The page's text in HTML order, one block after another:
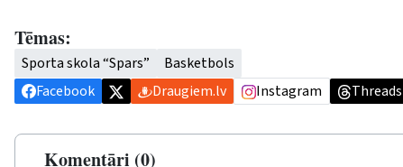
Tēmas:
Sporta skola “Spars”
Basketbols
Facebook
Draugiem.lv Instagram Threads
Komentāri (0)